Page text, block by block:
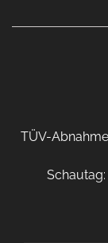
TÜV-
Schautag: